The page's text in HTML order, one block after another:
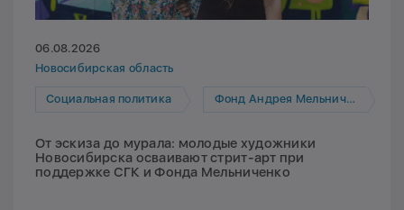
06.08.2026
Новосибирская область
Социальная политика Фонд Андрея Мельниченко
От эскиза до мурала: молодые художники
Новосибирска осваивают стрит-арт при
поддержке СГК и Фонда Мельниченко